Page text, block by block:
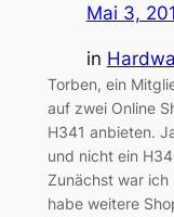
Mai 3,
in
Torben, ein
auf zwei Online
H341 anbieten.
und nicht ein
Zunächst war
habe weitere